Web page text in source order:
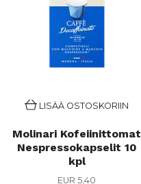
LISÄÄ OSTOSKORIIN
Molinari Kofeiinittomat
Nespressokapselit 10
kpl
EUR 5,40